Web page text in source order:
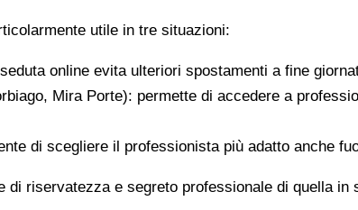
utile in tre situazioni:
online evita ulteriori spostamenti a fine
Mira Porte): permette di accedere a
di scegliere il professionista più adatto anche
riservatezza e segreto professionale di quella